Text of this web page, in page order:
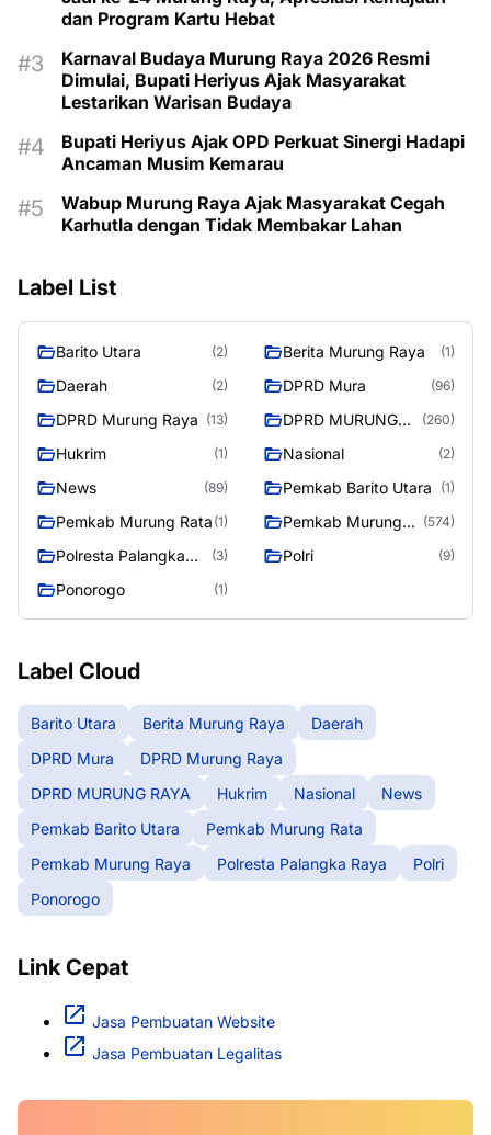
dan Program Kartu Hebat
Karnaval Budaya Murung Raya 2026 Resmi
Dimulai, Bupati Heriyus Ajak Masyarakat
Lestarikan Warisan Budaya
Bupati Heriyus Ajak OPD Perkuat Sinergi Hadapi
Ancaman Musim Kemarau
Wabup Murung Raya Ajak Masyarakat Cegah
Karhutla dengan Tidak Membakar Lahan
Label List
Barito Utara (2) Berita Murung Raya (1)
Daerah (2) DPRD Mura (96)
DPRD Murung Raya (13)
DPRD MURUNG
(260)
Hukrim (1) Nasional (2)
News (89) Pemkab Barito Utara (1)
Pemkab Murung Rata (1)
Pemkab Murung
(574)
Polresta Palangka
(3) Polri (9)
Ponorogo (1)
Label Cloud
Barito Utara Berita Murung Raya
Daerah
DPRD Mura
DPRD Murung Raya
DPRD MURUNG RAYA
Hukrim Nasional
News
Pemkab Barito Utara
Pemkab Murung Rata
Pemkab Murung Raya
Polresta Palangka Raya
Polri
Ponorogo
Link Cepat
Jasa Pembuatan Website
Jasa Pembuatan Legalitas